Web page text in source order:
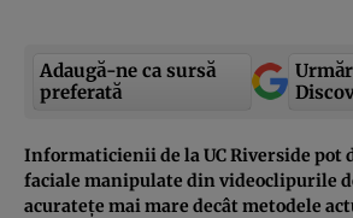
Adaugă-ne ca sursă
preferată
Informaticienii de la UC Riverside pot
faciale manipulate din videoclipurile
acuratețe mai mare decât metodele